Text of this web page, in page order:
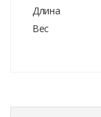
Длина
Вес